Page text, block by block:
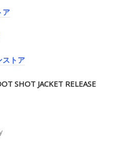
ア
ストア
SHOT JACKET RELEASE